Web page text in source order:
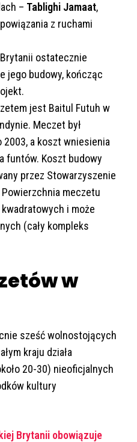
– Tablighi Jamaat,
z ruchami
ostatecznie
jego budowy, kończąc
jest Baitul Futuh w
Meczet był
2003, a koszt wniesienia
funtów. Koszt budowy
przez Stowarzyszenie
Powierzchnia meczetu
i może
(cały kompleks
w
sześć wolnostojących
kraju działa
20-30) nieoficjalnych
kultury
Brytanii obowiązuje